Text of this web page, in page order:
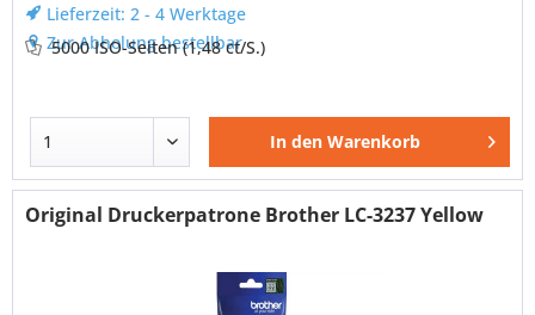
Lieferzeit: 2 - 4 Werktage
Zur Abholung bestellbar
5000 ISO-Seiten(1,48 ct/S.)
In den Warenkorb
Original Druckerpatrone Brother LC-3237 Yellow